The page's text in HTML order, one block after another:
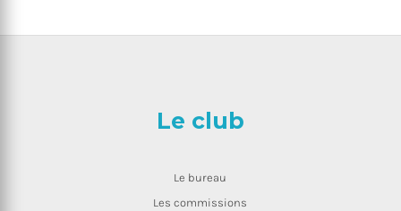
Le club
Le bureau
Les commissions